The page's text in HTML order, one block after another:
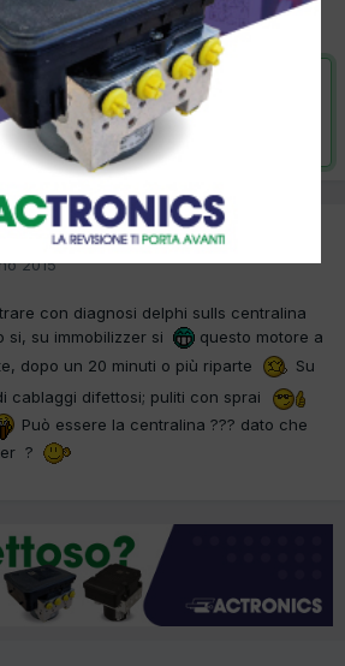
ALLA SOLUZIONE
autoantonelli, 6 Ottobre 2015
2015
con diagnosi delphi sulls centralina
si, su immobilizzer si
questo motore a
dopo un 20 minuti o più riparte
Su
cablaggi difettosi; puliti con sprai
Può essere la centralina ??? dato che
?